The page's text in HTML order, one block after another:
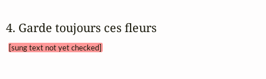
4. Garde toujours ces fleurs
[sung text not yet checked]